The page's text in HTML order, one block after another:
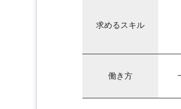
求めるスキル
働き方